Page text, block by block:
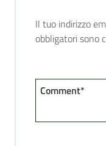
Il tuo indirizzo
obbligatori sono
Comment*